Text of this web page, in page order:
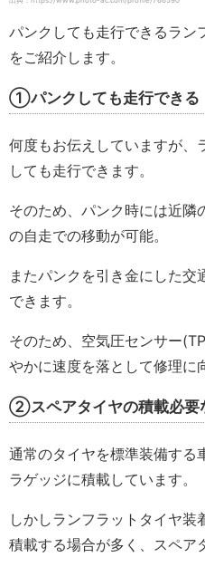
パンクしても走行できるラン
をご紹介します。
①パンクしても走行できる
何度もお伝えしていますが、
しても走行できます。
そのため、パンク時には近隣
の自走での移動が可能。
またパンクを引き金にした
できます。
そのため、空気圧センサー
やかに速度を落として修理に
②スペアタイヤの積載必要
通常のタイヤを標準装備する
ラゲッジに積載しています。
しかしランフラットタイヤ
積載する場合が多く、スペア